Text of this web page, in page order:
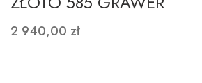
2 940,00 zł